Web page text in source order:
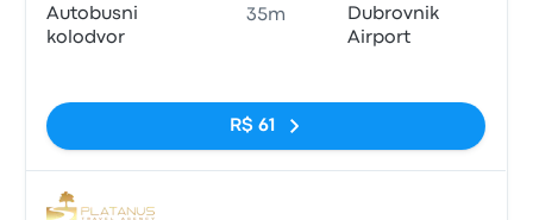
Autobusni
kolodvor
35m
Dubrovnik
Airport
R$ 61